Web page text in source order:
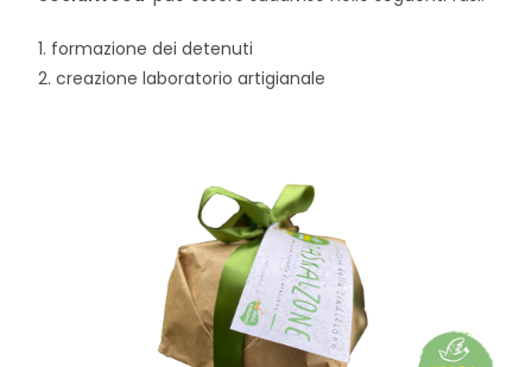
1. formazione dei detenuti
2. creazione laboratorio artigianale